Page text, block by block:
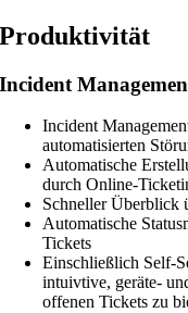
Produktivität
Incident
Incident
automatisierten
Automatische
durch Online-
Schneller Überblick
Automatische
Tickets
Einschließlich Self-
intuivtive, geräte-
offenen Tickets zu